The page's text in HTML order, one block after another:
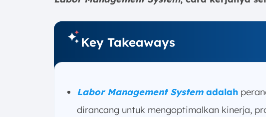
Key Takeaways
Labor Management Systemadalah
dirancang untuk mengoptimalkan kinerja,